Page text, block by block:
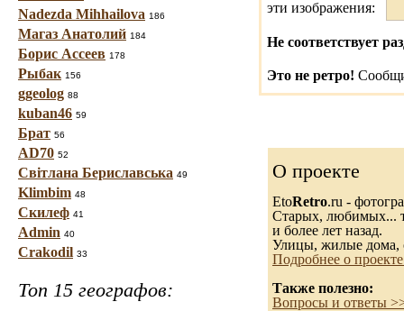
Nadezda Mihhailova 186
Магаз Анатолий 184
Борис Ассеев 178
Рыбак 156
ggeolog 88
kuban46 59
Брат 56
AD70 52
Світлана Бериславська 49
Klimbim 48
Скилеф 41
Admin 40
Crakodil 33
Топ 15 географов:
эти изображения:
Не соответствует
Это не ретро!
О проекте
EtoRetro.ru -
Старых, любимых...
и более лет назад.
Улицы, жилые дома,
Подробнее о
Также полезно:
Вопросы и ответы